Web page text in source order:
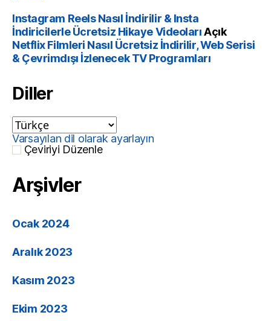
Instagram Reels Nasıl İndirilir & Insta
İndiricilerle Ücretsiz Hikaye VideolarıAçık
Netflix Filmleri Nasıl Ücretsiz İndirilir, Web Serisi
& Çevrimdışı İzlenecek TV Programları
Diller
Varsayılan dil olarak ayarlayın
Çeviriyi Düzenle
Arşivler
Ocak 2024
Aralık 2023
Kasım 2023
Ekim 2023